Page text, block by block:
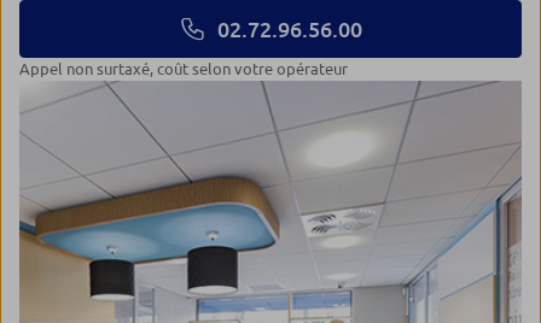
02.72.96.56.00
Appel non surtaxé, coût selon votre opérateur